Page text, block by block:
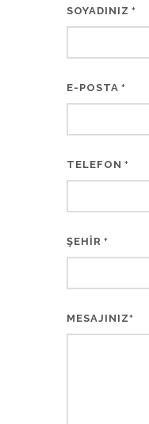
SOYADINIZ *
E-POSTA *
TELEFON *
ŞEHİR *
MESAJINIZ*